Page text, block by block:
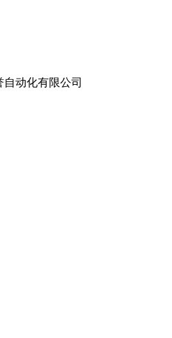
自动化有限公司